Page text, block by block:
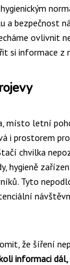
a bezpečnost
ovlivnit
si informace z
místo letní
i prostorem
chvilka
hygieně
Tyto
že šíření
informaci